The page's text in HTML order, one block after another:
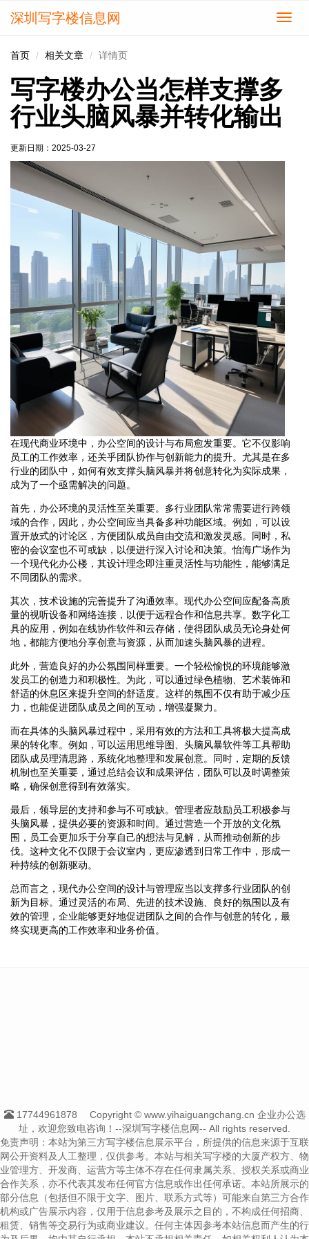
切
深圳写字楼信息网
首页 相关文章 详情页
写字楼办公当怎样支撑多
行业头脑风暴并转化输出
更新日期： 2025-03-27
在现代商业环境中，办公空间的设计与布局愈发重要。它不仅影响
员工的工作效率，还关乎团队协作与创新能力的提升。尤其是在多
行业的团队中，如何有效支撑头脑风暴并将创意转化为实际成果，
成为了一个亟需解决的问题。
首先，办公环境的灵活性至关重要。多行业团队常常需要进行跨领
域的合作，因此，办公空间应当具备多种功能区域。例如，可以设
置开放式的讨论区，方便团队成员自由交流和激发灵感。同时，私
密的会议室也不可或缺，以便进行深入讨论和决策。怡海广场作为
一个现代化办公楼，其设计理念即注重灵活性与功能性，能够满足
不同团队的需求。
其次，技术设施的完善提升了沟通效率。现代办公空间应配备高质
量的视听设备和网络连接，以便于远程合作和信息共享。数字化工
具的应用，例如在线协作软件和云存储，使得团队成员无论身处何
地，都能方便地分享创意与资源，从而加速头脑风暴的进程。
此外，营造良好的办公氛围同样重要。一个轻松愉悦的环境能够激
发员工的创造力和积极性。为此，可以通过绿色植物、艺术装饰和
舒适的休息区来提升空间的舒适度。这样的氛围不仅有助于减少压
力，也能促进团队成员之间的互动，增强凝聚力。
而在具体的头脑风暴过程中，采用有效的方法和工具将极大提高成
果的转化率。例如，可以运用思维导图、头脑风暴软件等工具帮助
团队成员理清思路，系统化地整理和发展创意。同时，定期的反馈
机制也至关重要，通过总结会议和成果评估，团队可以及时调整策
略，确保创意得到有效落实。
最后，领导层的支持和参与不可或缺。管理者应鼓励员工积极参与
头脑风暴，提供必要的资源和时间。通过营造一个开放的文化氛
围，员工会更加乐于分享自己的想法与见解，从而推动创新的步
伐。这种文化不仅限于会议室内，更应渗透到日常工作中，形成一
种持续的创新驱动。
总而言之，现代办公空间的设计与管理应当以支撑多行业团队的创
新为目标。通过灵活的布局、先进的技术设施、良好的氛围以及有
效的管理，企业能够更好地促进团队之间的合作与创意的转化，最
终实现更高的工作效率和业务价值。
17744961878
Copyright © www.yihaiguangchang.cn 企业办公选
址，欢迎您致电咨询！--深圳写字楼信息网-- All rights reserved.
免责声明：本站为第三方写字楼信息展示平台，所提供的信息来源于互联
网公开资料及人工整理，仅供参考。本站与相关写字楼的大厦产权方、物
业管理方、开发商、运营方等主体不存在任何隶属关系、授权关系或商业
合作关系，亦不代表其发布任何官方信息或作出任何承诺。本站所展示的
部分信息（包括但不限于文字、图片、联系方式等）可能来自第三方合作
机构或广告展示内容，仅用于信息参考及展示之目的，不构成任何招商、
租赁、销售等交易行为或商业建议。任何主体因参考本站信息而产生的行